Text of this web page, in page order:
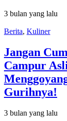
3 bulan yang lalu
Berita, Kuliner
Jangan
Campur
Gurihnya!
3 bulan yang lalu